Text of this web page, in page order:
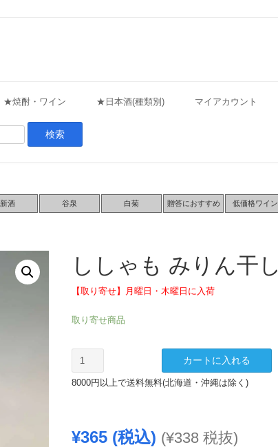
★焼酎・ワイン ★日本酒(種類別) マイアカウント
新酒 谷泉 白菊 贈答におすすめ 低価格ワイン
ししゃも みりん干し
【取り寄せ】月曜日・木曜日に入荷
取り寄せ商品
し
ゃ
り
カートに入れる
8000円以上で送料無料(北海道・沖縄は除く)
¥365(税込) (¥338税抜)